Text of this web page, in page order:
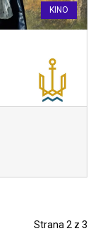
KINO
Strana 2 z 3